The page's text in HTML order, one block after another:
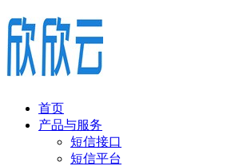
首页
产品与服务
短信接口
短信平台